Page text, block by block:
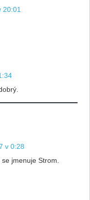
20:01
v 0:28
jmenuje Strom.